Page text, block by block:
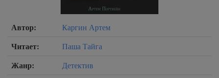
Автор: Каргин Артем
Читает: Паша Тайга
Жанр: Детектив